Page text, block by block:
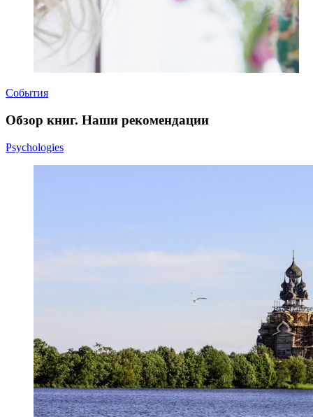
События
Обзор книг. Наши рекомендации
Psychologies